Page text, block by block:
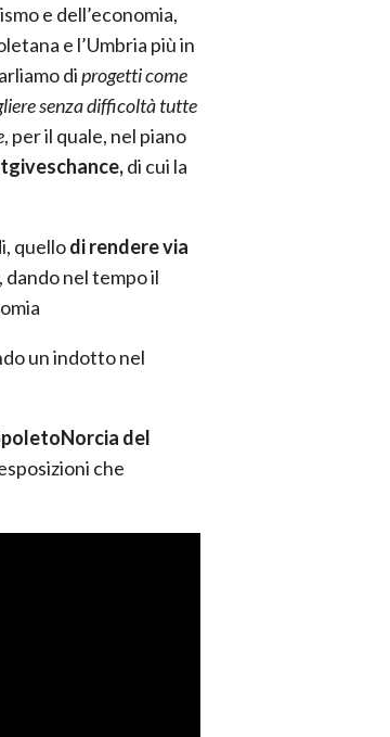
e dell’economia,
e l’Umbria più in
diprogetti come
senza difficoltà tutte
, per il quale, nel piano
di cui la
quellodi rendere via
, dando nel tempo il
un indotto nel
del
che